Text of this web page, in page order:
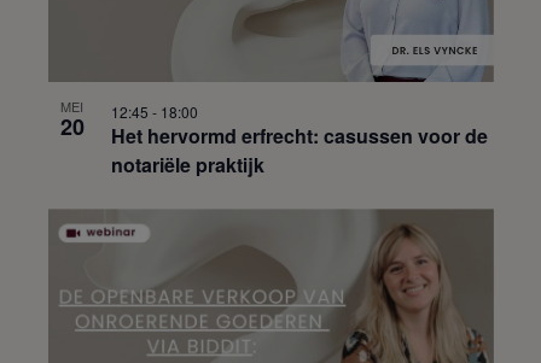
MEI
20
Het hervormd erfrecht: casussen voor de
notariële praktijk
12:45 - 18:00